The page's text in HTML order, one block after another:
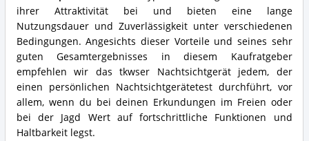
ihrer Attraktivität bei und bieten eine lange
Nutzungsdauer und Zuverlässigkeit unter verschiedenen
Bedingungen. Angesichts dieser Vorteile und seines sehr
guten Gesamtergebnisses in diesem Kaufratgeber
empfehlen wir das tkwser Nachtsichtgerät jedem, der
einen persönlichen Nachtsichtgerätetest durchführt, vor
allem, wenn du bei deinen Erkundungen im Freien oder
bei der Jagd Wert auf fortschrittliche Funktionen und
Haltbarkeit legst.